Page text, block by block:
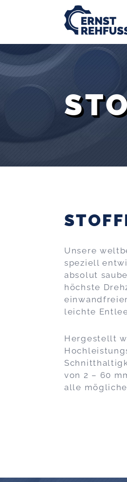
Unsere
speziell
absolut
höchste
leichte
Hergestellt
von 2 – 60
alle